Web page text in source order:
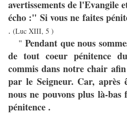
avertissements de l'Evangile
écho :" Si vous ne faites
. (Luc XIII, 5 )
" Pendant que nous
de tout coeur pénitence
commis dans notre chair afin
par le Seigneur. Car, après
nous ne pouvons plus là-
pénitence .